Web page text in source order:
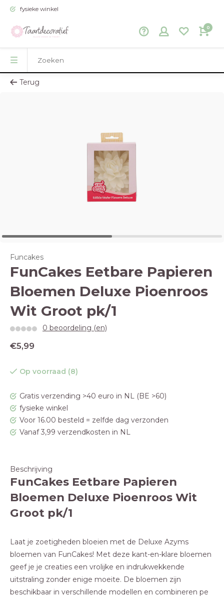
fysieke winkel
0
Terug
Funcakes
FunCakes Eetbare Papieren
Bloemen Deluxe Pioenroos
Wit Groot pk/1
0 beoordeling (en)
€5,99
Op voorraad (8)
Gratis verzending >40 euro in NL (BE >60)
fysieke winkel
Voor 16.00 besteld = zelfde dag verzonden
Vanaf 3,99 verzendkosten in NL
Beschrijving
FunCakes Eetbare Papieren
Bloemen Deluxe Pioenroos Wit
Groot pk/1
Laat je zoetigheden bloeien met de Deluxe Azyms
bloemen van FunCakes! Met deze kant-en-klare bloemen
geef je je creaties een vrolijke en indrukwekkende
uitstraling zonder enige moeite. De bloemen zijn
beschikbaar in verschillende modellen en combineren pe